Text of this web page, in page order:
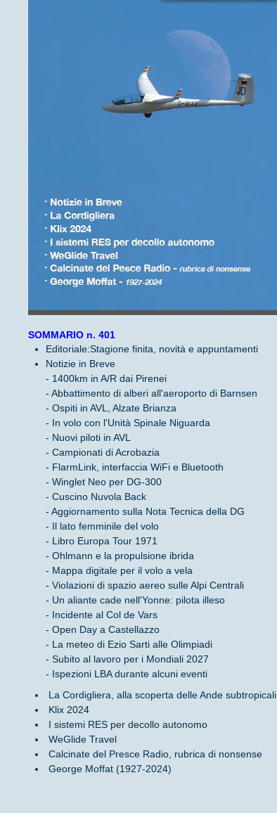
SOMMARIO n. 401
Editoriale:Stagione finita, novità e appuntamenti
Notizie in Breve
- 1400km in A/R dai Pirenei
- Abbattimento di alberi all'aeroporto di Barnsen
- Ospiti in AVL, Alzate Brianza
- In volo con l'Unità Spinale Niguarda
- Nuovi piloti in AVL
- Campionati di Acrobazia
- FlarmLink, interfaccia WiFi e Bluetooth
- Winglet Neo per DG-300
- Cuscino Nuvola Back
- Aggiornamento sulla Nota Tecnica della DG
- Il lato femminile del volo
- Libro Europa Tour 1971
- Ohlmann e la propulsione ibrida
- Mappa digitale per il volo a vela
- Violazioni di spazio aereo sulle Alpi Centrali
- Un aliante cade nell'Yonne: pilota illeso
- Incidente al Col de Vars
- Open Day a Castellazzo
- La meteo di Ezio Sarti alle Olimpiadi
- Subito al lavoro per i Mondiali 2027
- Ispezioni LBA durante alcuni eventi
La Cordigliera, alla scoperta delle Ande subtropicali
Klix 2024
I sistemi RES per decollo autonomo
WeGlide Travel
Calcinate del Presce Radio, rubrica di nonsense
George Moffat (1927-2024)